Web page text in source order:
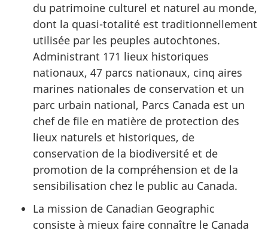
du patrimoine culturel et naturel au monde,
dont la quasi-totalité est traditionnellement
utilisée par les peuples autochtones.
Administrant 171 lieux historiques
nationaux, 47 parcs nationaux, cinq aires
marines nationales de conservation et un
parc urbain national, Parcs Canada est un
chef de file en matière de protection des
lieux naturels et historiques, de
conservation de la biodiversité et de
promotion de la compréhension et de la
sensibilisation chez le public au Canada.
La mission de Canadian Geographic
consiste à mieux faire connaître le Canada